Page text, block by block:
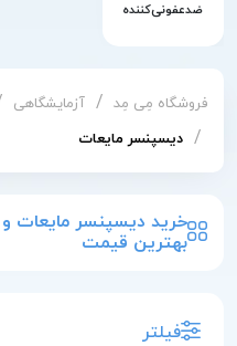
ضدعفونی‌کننده
فروشگاه مِی مِد / آزمایشگاهی
/ دیسپنسر مایعات
خرید دیسپنسر مایعات
بهترین قیمت
فیلتر